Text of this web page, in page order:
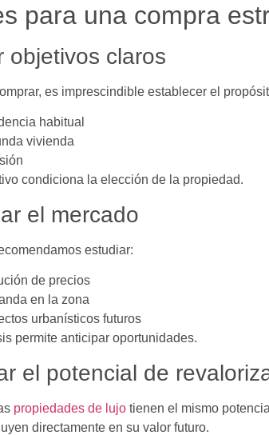
para una compra
objetivos claros
es imprescindible establecer el
habitual
vivienda
condiciona la elección de la propiedad.
el mercado
estudiar:
de precios
en la zona
urbanísticos futuros
permite anticipar oportunidades.
el potencial de
propiedades de lujo tienen el mismo
directamente en su valor futuro.